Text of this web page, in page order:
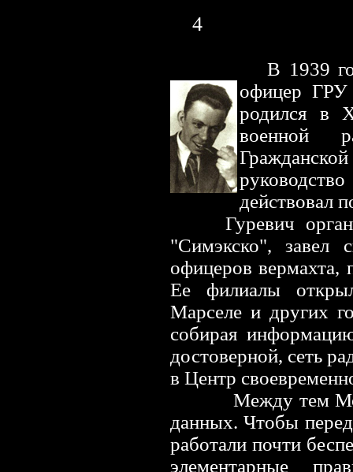
4
В 1939
офицер
родился в
военной
действовал
Гуревич
"Симэкско", завел
офицеров
Ее филиалы
Марселе и других
собирая
достоверной, сеть
в Центр
Между тем
данных. Чтобы
работали почти
элементарные